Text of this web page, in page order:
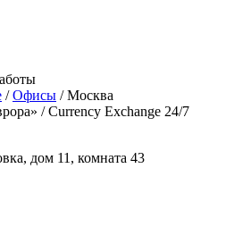
/Офисы /Москва
/ Currency Exchange 24/7
дом 11, комната 43